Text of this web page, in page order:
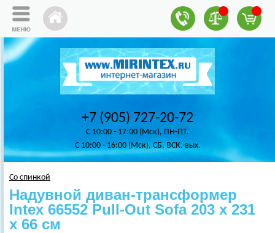
+7 (905) 727-20-72
C 10:00 - 17:00 (Мск), ПН-ПТ.
C 10:00 - 16:00 (Мск), СБ, ВСК.-вых.
Со спинкой
Надувной диван-трансформер
Intex 66552 Pull-Out Sofa 203 х 231
х 66 см